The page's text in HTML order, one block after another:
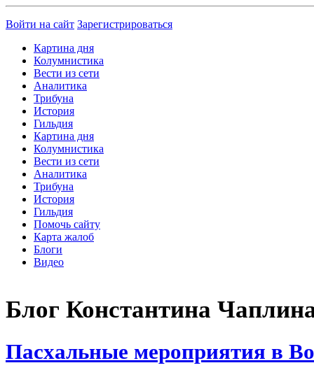
Войти на сайт Зарегистрироваться
Картина дня
Колумнистика
Вести из сети
Аналитика
Трибуна
История
Гильдия
Картина дня
Колумнистика
Вести из сети
Аналитика
Трибуна
История
Гильдия
Помочь сайту
Карта жалоб
Блоги
Видео
Блог Константина
Пасхальные мероприятия в